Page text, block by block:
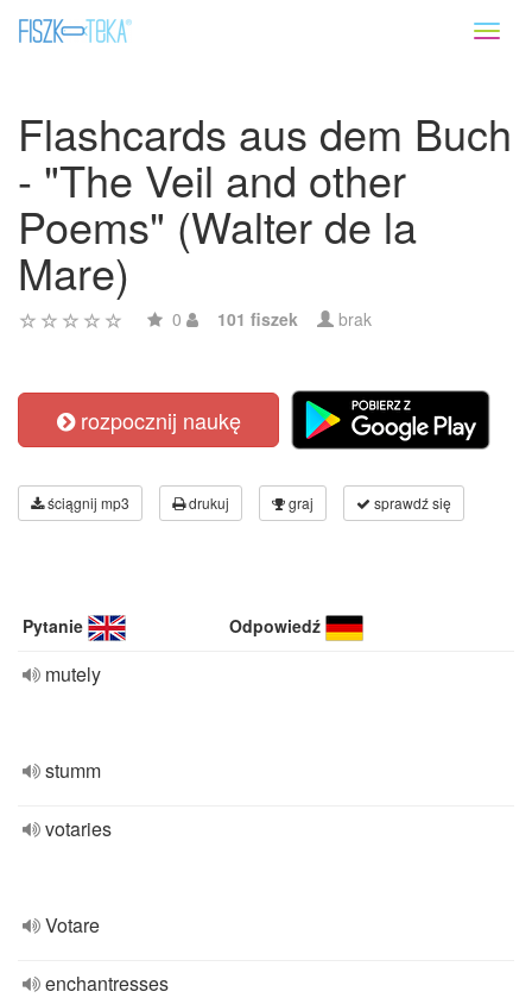
Flashcards aus dem Buch
- "The Veil and other
Poems" (Walter de la
Mare)
0 101 fiszek brak
rozpocznij naukę
ściągnij mp3 drukuj graj sprawdź się
Pytanie Odpowiedź
mutely
stumm
votaries
Votare
enchantresses